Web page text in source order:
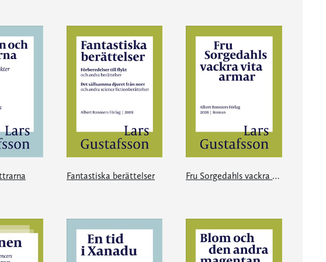
Fantastiska berättelser Fru Sorgedahls vackra vita armar